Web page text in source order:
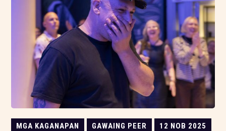
MGA KAGANAPAN GAWAING PEER 12 NOB 2025